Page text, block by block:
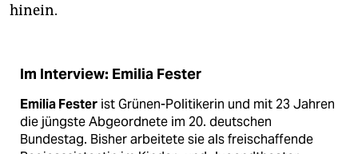
hinein.
Im Interview: Emilia Fester
Emilia Fester ist Grünen-Politikerin und mit 23 Jahren
die jüngste Abgeordnete im 20. deutschen
Bundestag. Bisher arbeitete sie als freischaffende